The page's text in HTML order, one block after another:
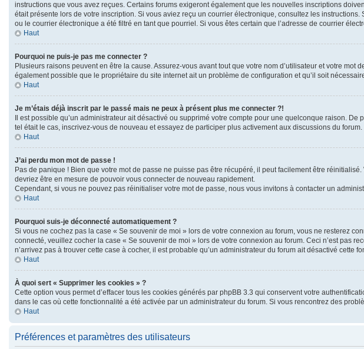
instructions que vous avez reçues. Certains forums exigeront également que les nouvelles inscriptions
était présente lors de votre inscription. Si vous aviez reçu un courrier électronique, consultez les
ou le courrier électronique a été filtré en tant que pourriel. Si vous êtes certain que l’adresse de courrier
Haut
Pourquoi ne puis-je pas me connecter ?
Plusieurs raisons peuvent en être la cause. Assurez-vous avant tout que votre nom d’utilisateur et votre
également possible que le propriétaire du site internet ait un problème de configuration et qu’il soit
Haut
Je m’étais déjà inscrit par le passé mais ne peux à présent plus me connecter ?!
Il est possible qu’un administrateur ait désactivé ou supprimé votre compte pour une quelconque raison.
tel était le cas, inscrivez-vous de nouveau et essayez de participer plus activement aux discussions du forum.
Haut
J’ai perdu mon mot de passe !
Pas de panique ! Bien que votre mot de passe ne puisse pas être récupéré, il peut facilement être
devriez être en mesure de pouvoir vous connecter de nouveau rapidement.
Cependant, si vous ne pouvez pas réinitialiser votre mot de passe, nous vous invitons à contacter un
Haut
Pourquoi suis-je déconnecté automatiquement ?
Si vous ne cochez pas la case « Se souvenir de moi » lors de votre connexion au forum, vous ne resterez
connecté, veuillez cocher la case « Se souvenir de moi » lors de votre connexion au forum. Ceci n’est pas
n’arrivez pas à trouver cette case à cocher, il est probable qu’un administrateur du forum ait désactivé cette
Haut
À quoi sert « Supprimer les cookies » ?
Cette option vous permet d’effacer tous les cookies générés par phpBB 3.3 qui conservent votre
dans le cas où cette fonctionnalité a été activée par un administrateur du forum. Si vous rencontrez des
Haut
Préférences et paramètres des utilisateurs